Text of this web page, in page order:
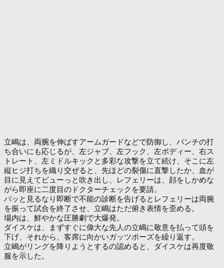
立嶋は、両腕を伸ばすアームガードなどで防御し、パンチの打
ち合いにも応じるが、左ジャブ、左フック、左ボディー、右ス
トレート、左ミドルキックと多彩な攻撃を立て続け、そこに左
縦ヒジ打ちを織り交ぜると、先ほどの裂傷に直撃したか、血が
目に見えてビューっと吹き出し、レフェリーは、顔をしかめな
がら即座に二度目のドクターチェックを要請。
パッと見るなり即断で不能の診断を告げるとレフェリーは両腕
を振って試合を終了させ、立嶋はただ俯き表情を歪める。
場内は、鮮やかな圧勝劇で大爆発。
ダイスケは、まずすぐに偉大な先人の立嶋に敬意を払って頭を
下げ、それから、客席に向かいガッツポーズを繰り返す。
立嶋がリングを降りようとするの認めると、ダイスケは再度敬
服を示した。